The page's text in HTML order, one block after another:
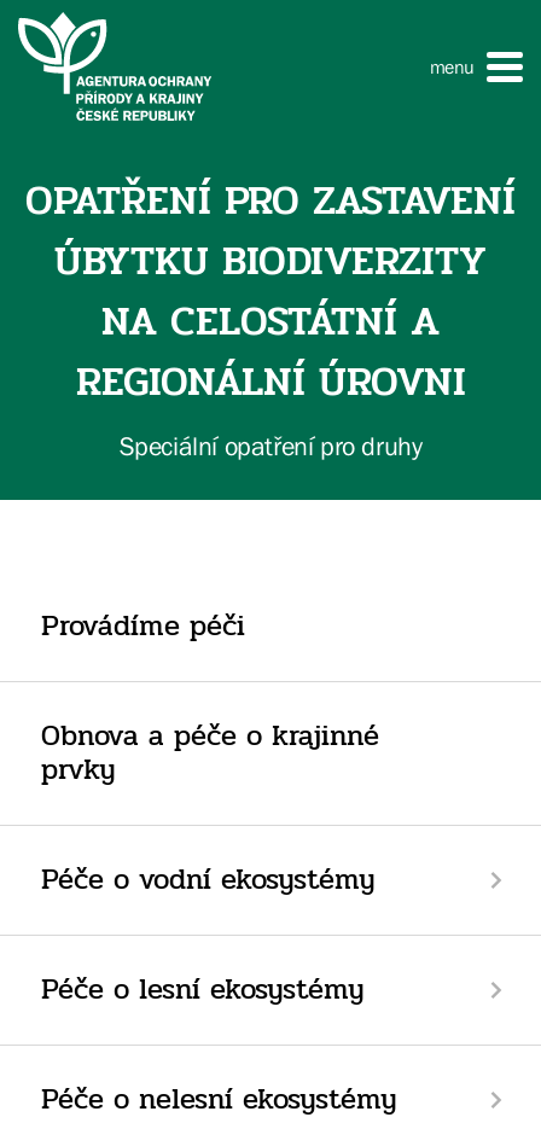
menu
​​​​​​​OPATŘENÍ PRO ZASTAVENÍ
ÚBYTKU BIODIVERZITY
NA CELOSTÁTNÍ A
REGIONÁLNÍ ÚROVNI​​​​​​​​​​​​
Speciální opatření pro druhy
Provádíme péči
Obnova a péče o krajinné
prvky
Péče o vodní ekosystémy
Péče o lesní ekosystémy
Péče o nelesní ekosystémy